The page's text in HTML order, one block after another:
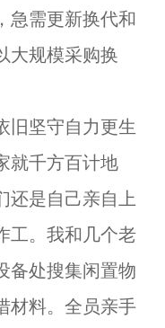
急需更新换代和
大规模采购换
旧坚守自力更生
就千方百计地
还是自己亲自上
工。我和几个老
备处搜集闲置物
材料。全员亲手